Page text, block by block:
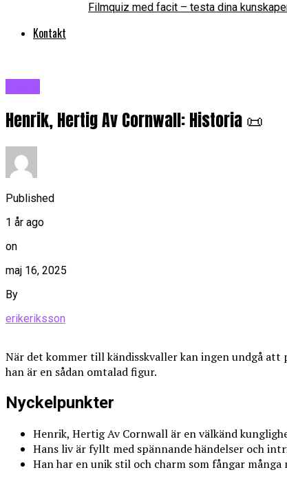
Filmquiz med facit – testa dina
Kontakt
Henrik, Hertig Av Cornwall: Historia 📜
Published
1 år ago
on
maj 16, 2025
By
erikeriksson
När det kommer till kändisskvaller kan ingen undgå
han är en sådan omtalad figur.
Nyckelpunkter
Henrik, Hertig Av Cornwall är en välkänd
Hans liv är fyllt med spännande händelser och
Han har en unik stil och charm som fångar